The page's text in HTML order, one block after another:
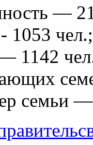
—
1053 чел.;
1142
семьи